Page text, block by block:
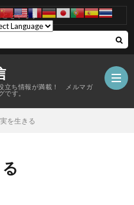
立ち情報が満載！ メルマガ
です。
う！
を生きる